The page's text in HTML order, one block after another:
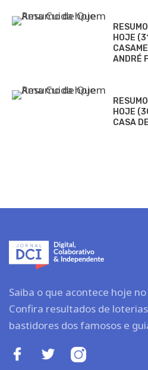
HOJE
ANDRÉ
HOJE
CASA
Saiba o que acontece hoje
Confira resultados de
bastidores dos famosos e